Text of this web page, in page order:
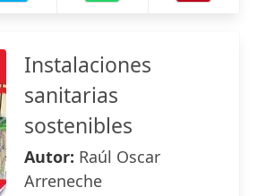
Instalaciones
sanitarias
sostenibles
Autor: Raúl Oscar
Arreneche